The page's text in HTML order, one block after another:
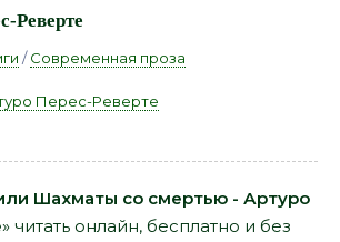
Реверте
/Современная проза
Перес-Реверте
Шахматы со смертью - Артуро
» читать онлайн, бесплатно и без